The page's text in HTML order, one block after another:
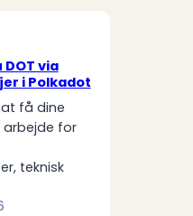
via
i Polkadot
få dine
arbejde for
teknisk